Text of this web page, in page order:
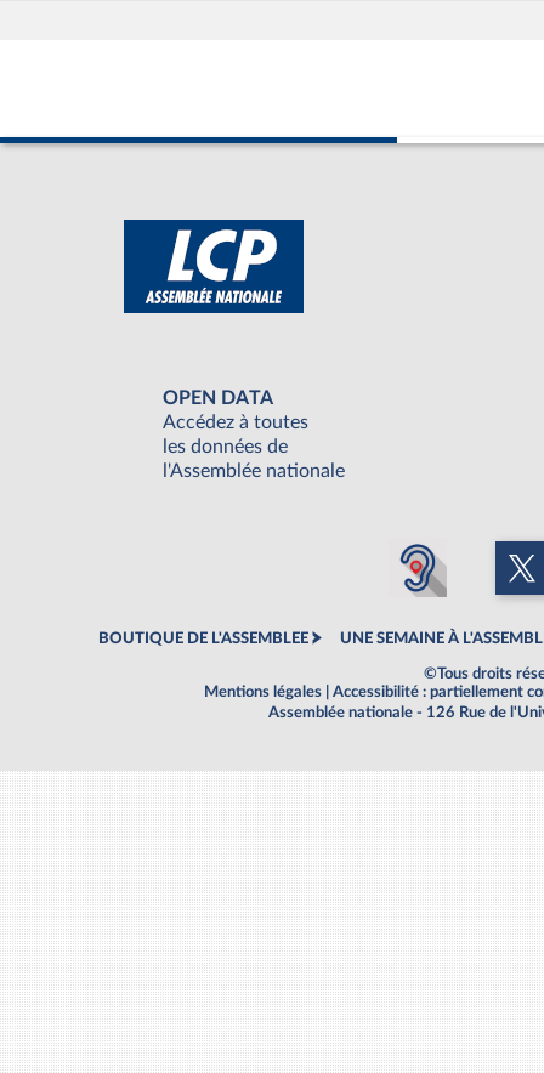
OPEN DATA
Accédez à toutes
les données de
l'Assemblée nationale
BOUTIQUE DE L'ASSEMBLEE UNE SEMAINE À
©Tous droits
Mentions légales
Accessibilité : partiellement
Assemblée nationale - 126 Rue de